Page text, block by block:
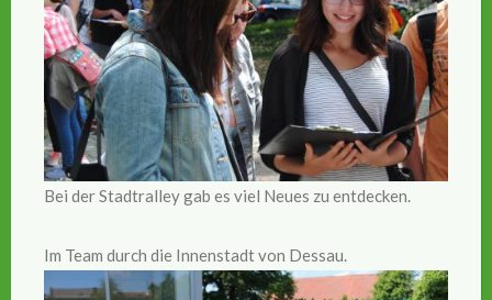
Bei der Stadtralley gab es viel Neues zu entdecken.
Im Team durch die Innenstadt von Dessau.